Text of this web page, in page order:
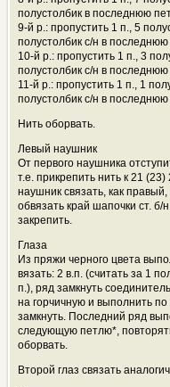
полустолбик в последнюю
9-й р.: пропустить 1 п., 5
полустолбик с/н в
10-й р.: пропустить 1 п., 3
полустолбик с/н в
11-й р.: пропустить 1 п., 1
полустолбик с/н в
Нить оборвать.
Левый наушник
От первого наушника
т.е. прикрепить нить к 21
наушник связать, как
обвязать край шапочки ст. б/
закрепить.
Глаза
Из пряжи черного цвета
вязать: 2 в.п. (считать за 1
п.), ряд замкнуть
на горчичную и выполнить
замкнуть. Последний ряд
следующую петлю*,
оборвать.
Второй глаз связать